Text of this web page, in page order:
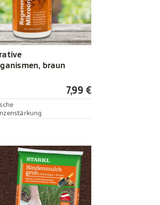
braun
7,99 €